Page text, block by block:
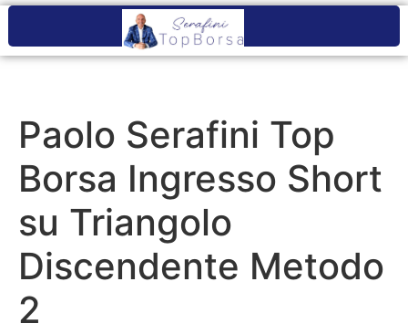
Paolo Serafini Top
Borsa Ingresso Short
su Triangolo
Discendente Metodo
2